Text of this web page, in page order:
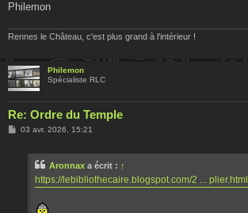
Philemon
Rennes le Château, c'est plus grand à l'intérieur !
Philemon
Spécialiste RLC
Re: Ordre du Temple
M03 avr. 2026, 15:21
Aronnax a écrit : ↑
https://lebibliothecaire.blogspot.com/2 ... plier.html